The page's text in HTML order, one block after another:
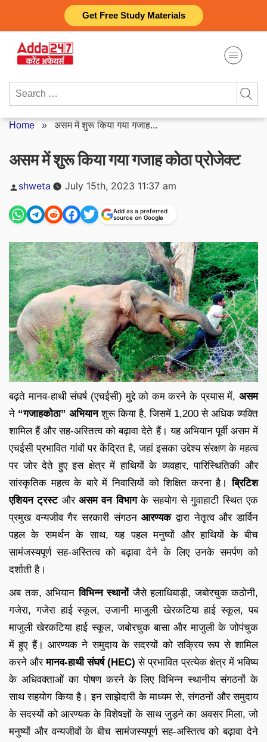
Get Free Study Materials
content
Search
Home » असम में शुरू किया गया गजाह...
असम में शुरू किया गया गजाह कोठा प्रोजेक्ट
Posted
by
shweta July 15th, 2023 11:37 am
Add as a preferred
source on Google
बढ़ते मानव-हाथी संघर्ष (एचईसी) मुद्दे को कम करने के प्रयास में, असम
ने “गजाहकोठा” अभियानशुरू किया है, जिसमें 1,200 से अधिक व्यक्ति
शामिल हैं और सह-अस्तित्व को बढ़ावा देते हैं। यह अभियान पूर्वी असम में
एचईसी प्रभावित गांवों पर केंद्रित है, जहां इसका उद्देश्य संरक्षण के महत्व
पर जोर देते हुए इस क्षेत्र में हाथियों के व्यवहार, पारिस्थितिकी और
सांस्कृतिक महत्व के बारे में निवासियों को शिक्षित करना है।ब्रिटिश
एशियन ट्रस्टऔरअसम वन विभागके सहयोग से गुवाहाटी स्थित एक
प्रमुख वन्यजीव गैर सरकारी संगठनआरण्यकद्वारा नेतृत्व और डार्विन
पहल के समर्थन के साथ, यह पहल मनुष्यों और हाथियों के बीच
सामंजस्यपूर्ण सह-अस्तित्व को बढ़ावा देने के लिए उनके समर्पण को
दर्शाती है।
अब तक, अभियानविभिन्न स्थानोंजैसे हलाधिबाड़ी, जबोरचुक कठोनी,
गजेरा, गजेरा हाई स्कूल, उजानी माजुली खेरकटिया हाई स्कूल, पब
माजुली खेरकटिया हाई स्कूल, जबोरचुक बासा और माजुली के जोपंचुक
में हुए हैं। आरण्यक ने समुदाय के सदस्यों को सक्रिय रूप से शामिल
करने औरमानव-हाथी संघर्ष (HEC) से प्रभावित प्रत्येक क्षेत्र में भविष्य
के अधिवक्ताओं का पोषण करने के लिए विभिन्न स्थानीय संगठनों के
साथ सहयोग किया है। इन साझेदारी के माध्यम से, संगठनों और समुदाय
के सदस्यों को आरण्यक के विशेषज्ञों के साथ जुड़ने का अवसर मिला, जो
मनुष्यों और वन्यजीवों के बीच सामंजस्यपूर्ण सह-अस्तित्व को बढ़ावा देने